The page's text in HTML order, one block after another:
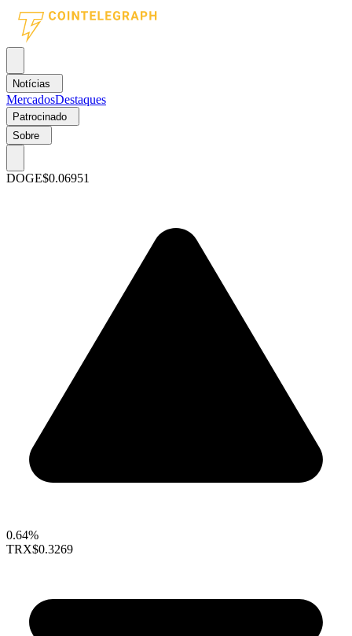
Notícias
MercadosDestaques
Patrocinado
Sobre
DOGE$0.06951
0.64%
TRX$0.3269